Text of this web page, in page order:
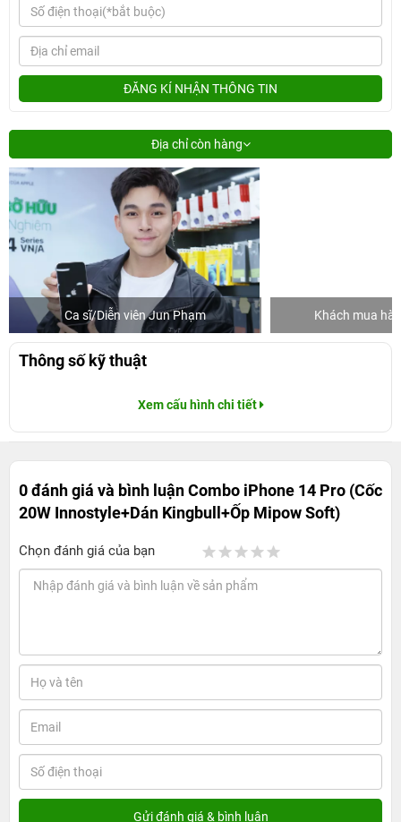
ĐĂNG KÍ NHẬN THÔNG TIN
Địa chỉ còn hàng
Ca sĩ/Diễn viên Jun Phạm Khách mua
Thông số kỹ thuật
Xem cấu hình chi tiết
0 đánh giá và bình luậnCombo iPhone 14 Pro (Cốc
20W Innostyle+Dán Kingbull+Ốp Mipow Soft)
Chọn đánh giá của bạn